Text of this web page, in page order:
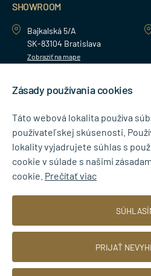
SHOWROOM
Bajkalská 5/A
SK-83104 Bratislava
Zobraziť na mape
NEWSLETTER
Zásady ochrany osobných údajov .
Zásady používania cookies
Táto webová lokalita používa
používateľskej skúsenosti.
lokality vyjadrujete súhlas s
cookie v súlade s našimi
cookie. Prečítať viac
PRIJAŤ